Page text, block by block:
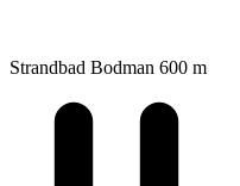
Strandbad Bodman 600 m